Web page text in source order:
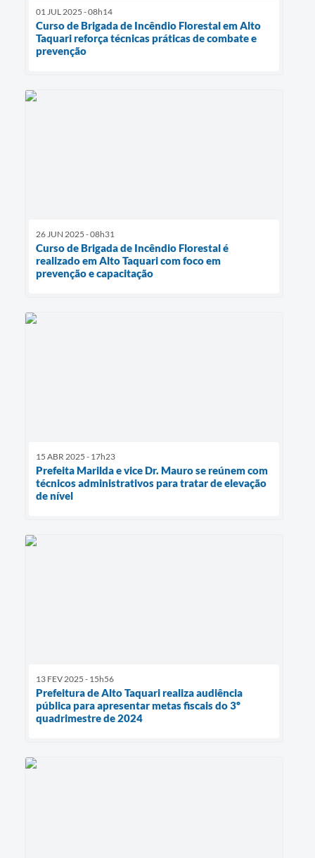
01 JUL 2025 - 08h14
Curso de Brigada de Incêndio Florestal em Alto
Taquari reforça técnicas práticas de combate e
prevenção
26 JUN 2025 - 08h31
Curso de Brigada de Incêndio Florestal é
realizado em Alto Taquari com foco em
prevenção e capacitação
15 ABR 2025 - 17h23
Prefeita Marilda e vice Dr. Mauro se reúnem com
técnicos administrativos para tratar de elevação
de nível
13 FEV 2025 - 15h56
Prefeitura de Alto Taquari realiza audiência
pública para apresentar metas fiscais do 3º
quadrimestre de 2024